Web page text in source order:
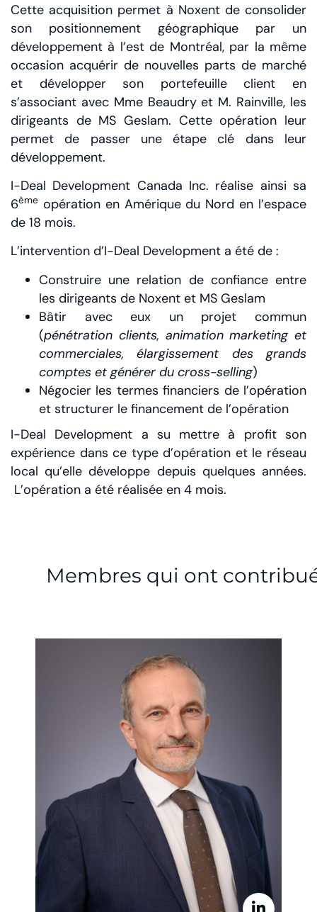
Cette acquisition permet à Noxent de consolider
son positionnement géographique par un
développement à l’est de Montréal, par la même
occasion acquérir de nouvelles parts de marché
et développer son portefeuille client en
s’associant avec Mme Beaudry et M. Rainville, les
dirigeants de MS Geslam. Cette opération leur
permet de passer une étape clé dans leur
développement.
I-Deal Development Canada Inc. réalise ainsi sa
6ème opération en Amérique du Nord en l’espace
de 18 mois.
L’intervention d’I-Deal Development a été de :
Construire une relation de confiance entre
les dirigeants de Noxent et MS Geslam
Bâtir avec eux un projet commun
(pénétration clients, animation marketing et
commerciales, élargissement des grands
comptes et générer du cross-selling)
Négocier les termes financiers de l’opération
et structurer le financement de l’opération
I-Deal Development a su mettre à profit son
expérience dans ce type d’opération et le réseau
local qu’elle développe depuis quelques années.
L’opération a été réalisée en 4 mois.
Membres qui ont